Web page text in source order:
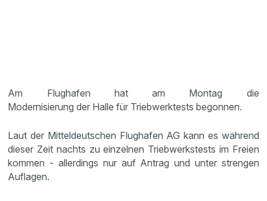
Am Flughafen hat am Montag die
Modernisierung der Halle für Triebwerktests begonnen.
Laut der Mitteldeutschen Flughafen AG kann es während
dieser Zeit nachts zu einzelnen Triebwerkstests im Freien
kommen - allerdings nur auf Antrag und unter strengen
Auflagen.